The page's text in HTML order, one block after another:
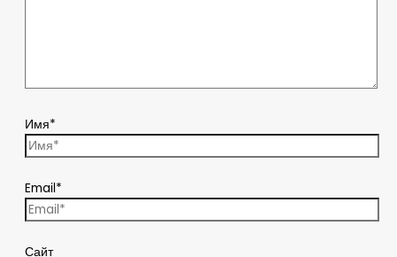
Имя*
Email*
Сайт